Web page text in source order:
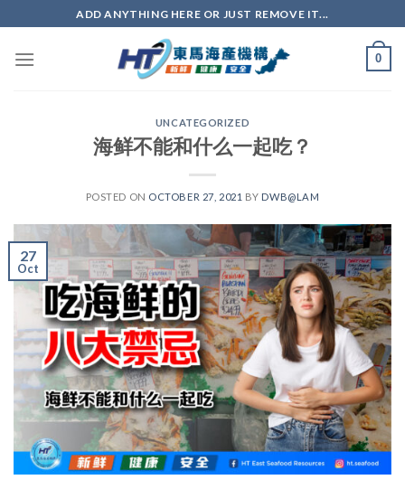
ADD ANYTHING HERE OR JUST REMOVE IT...
0
UNCATEGORIZED
海鲜不能和什么一起吃？
POSTED ON OCTOBER 27, 2021 BY DWB@LAM
27
Oct